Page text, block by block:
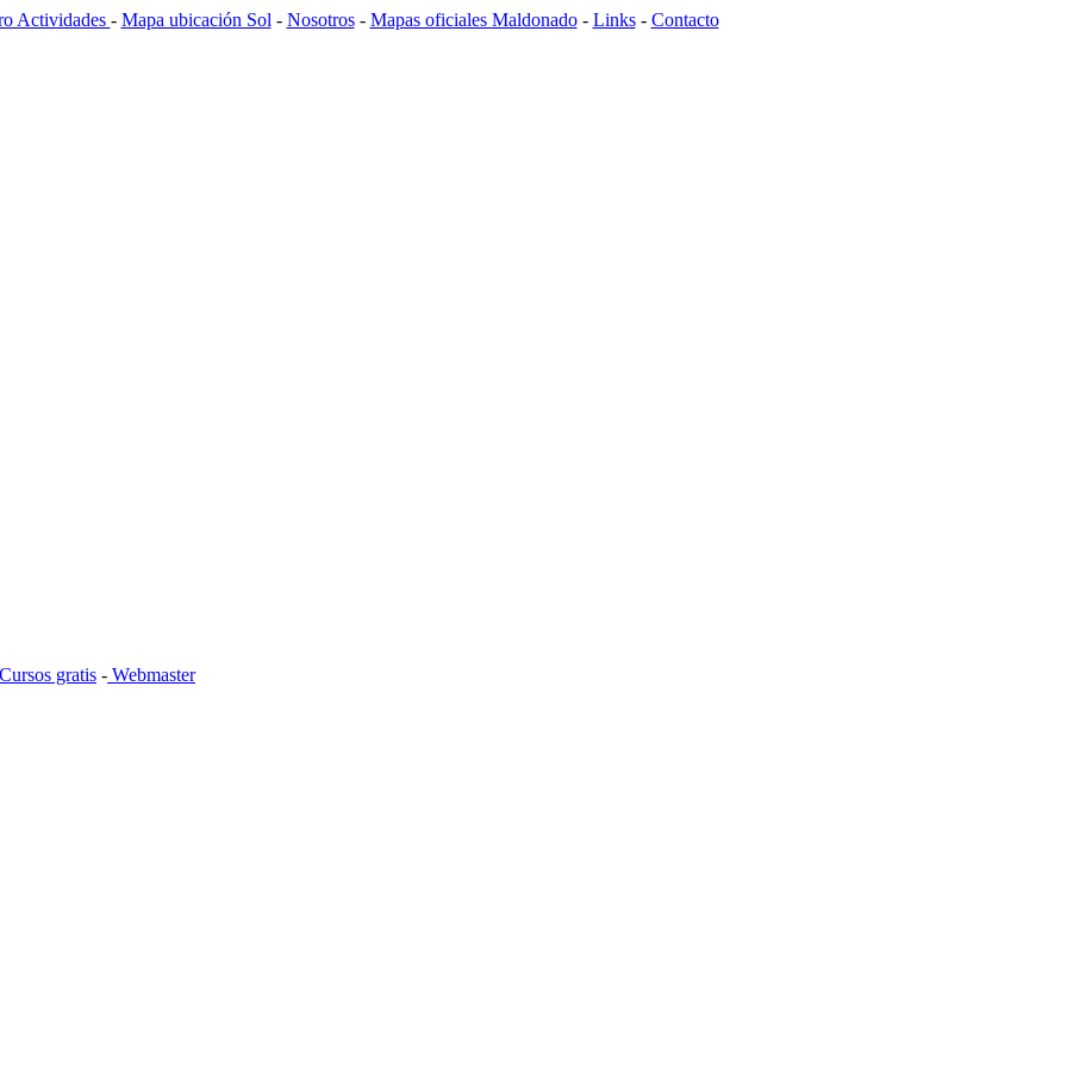
Actividades - Mapa ubicación Sol - Nosotros- Mapas oficiales Maldonado- Links- Contacto
Cursos gratis - Webmaster